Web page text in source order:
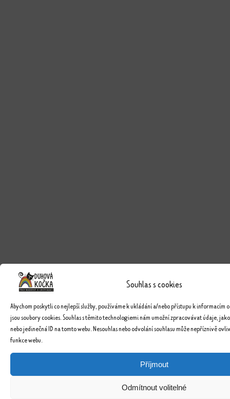
Souhlas s cookies
Abychom poskytli co nejlepší služby, používáme k ukládání a/nebo přístupu k informacím
jsou soubory cookies. Souhlas s těmito technologiemi nám umožní zpracovávat údaje,
nebo jedinečná ID na tomto webu. Nesouhlas nebo odvolání souhlasu může nepříznivě
funkce webu.
Příjmout
Odmítnout volitelné